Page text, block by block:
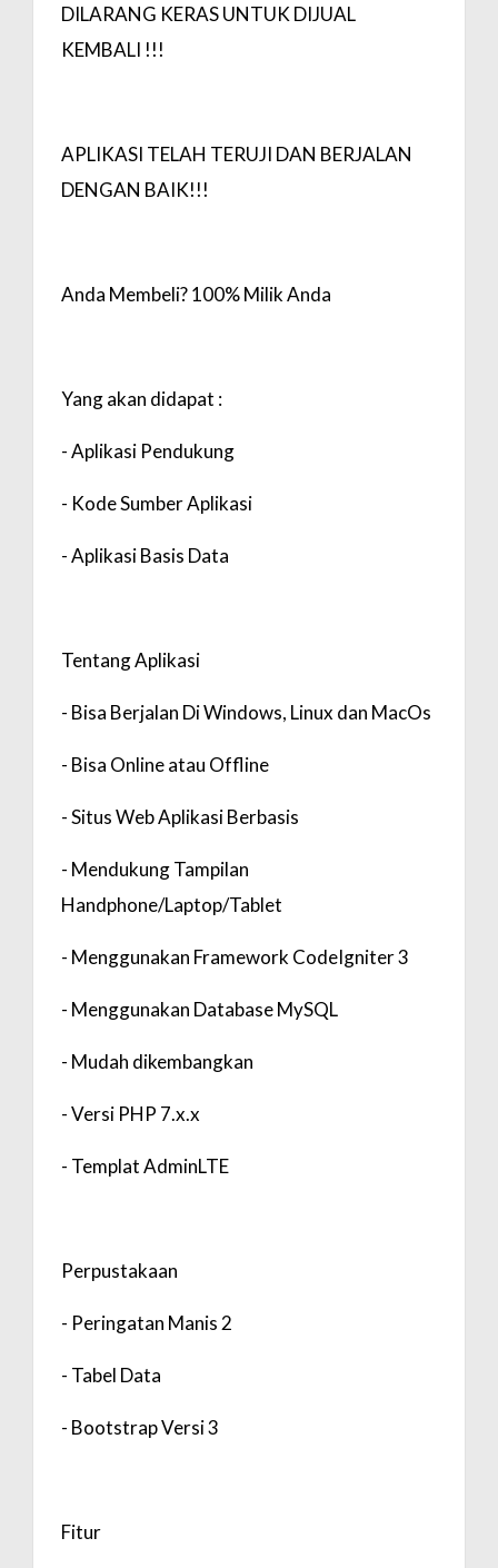
DILARANG KERAS UNTUK DIJUAL
KEMBALI !!!
APLIKASI TELAH TERUJI DAN BERJALAN
DENGAN BAIK!!!
Anda Membeli? 100% Milik Anda
Yang akan didapat :
- Aplikasi Pendukung
- Kode Sumber Aplikasi
- Aplikasi Basis Data
Tentang Aplikasi
- Bisa Berjalan Di Windows, Linux dan MacOs
- Bisa Online atau Offline
- Situs Web Aplikasi Berbasis
- Mendukung Tampilan
Handphone/Laptop/Tablet
- Menggunakan Framework CodeIgniter 3
- Menggunakan Database MySQL
- Mudah dikembangkan
- Versi PHP 7.x.x
- Templat AdminLTE
Perpustakaan
- Peringatan Manis 2
- Tabel Data
- Bootstrap Versi 3
Fitur